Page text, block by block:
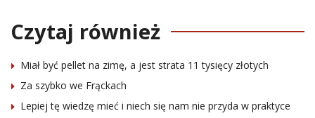
Czytaj również
Miał być pellet na zimę, a jest strata 11 tysięcy złotych
Za szybko we Frąckach
Lepiej tę wiedzę mieć i niech się nam nie przyda w praktyce